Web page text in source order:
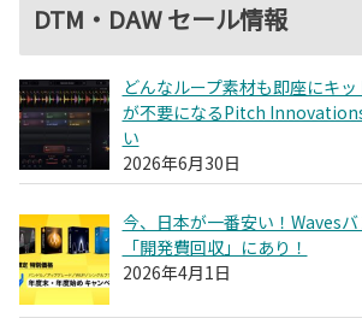
DTM・DAW セール情報
どんなループ素材も即座にキ
が不要になるPitch
い
2026年6月30日
今、日本が一番安い！Waves
「開発費回収」にあり！
2026年4月1日